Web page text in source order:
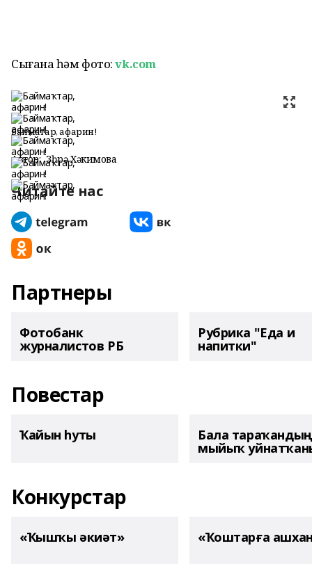
Сығанаҡ һәм фото:vk.com
Баймаҡтар, афарин!
Автор: Зөһрә Хәкимова
Читайте нас
Партнеры
Фотобанк
журналистов РБ
Рубрика "Еда и
напитки"
Повестар
Ҡайын һуты Бала тараҡандың
мыйыҡ
Конкурстар
«Ҡышҡы әкиәт» «Ҡоштарға